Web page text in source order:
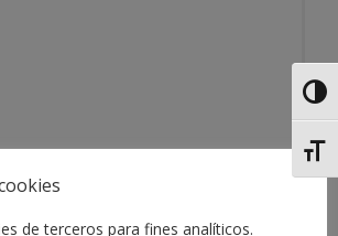
de terceros para fines analíticos.